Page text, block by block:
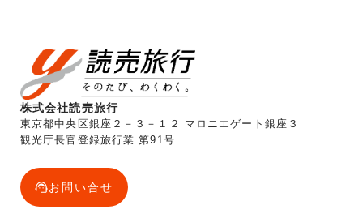
株式会社読売旅行
東京都中央区銀座２－３－１２ マロニエゲート銀座３
観光庁長官登録旅行業 第91号
お問い合せ